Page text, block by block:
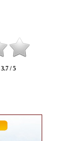
3.7 / 5